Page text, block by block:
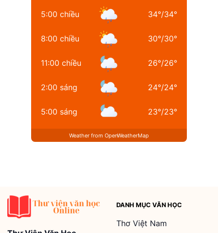
5:00 chiều 34°/34°
8:00 chiều 30°/30°
11:00 chiều 26°/26°
2:00 sáng 24°/24°
5:00 sáng 23°/23°
Weather from OpenWeatherMap
DANH MỤC VĂN HỌC
Thơ Việt Nam